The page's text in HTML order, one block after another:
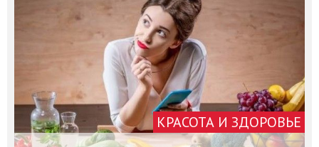
КРАСОТА И ЗДОРОВЬЕ